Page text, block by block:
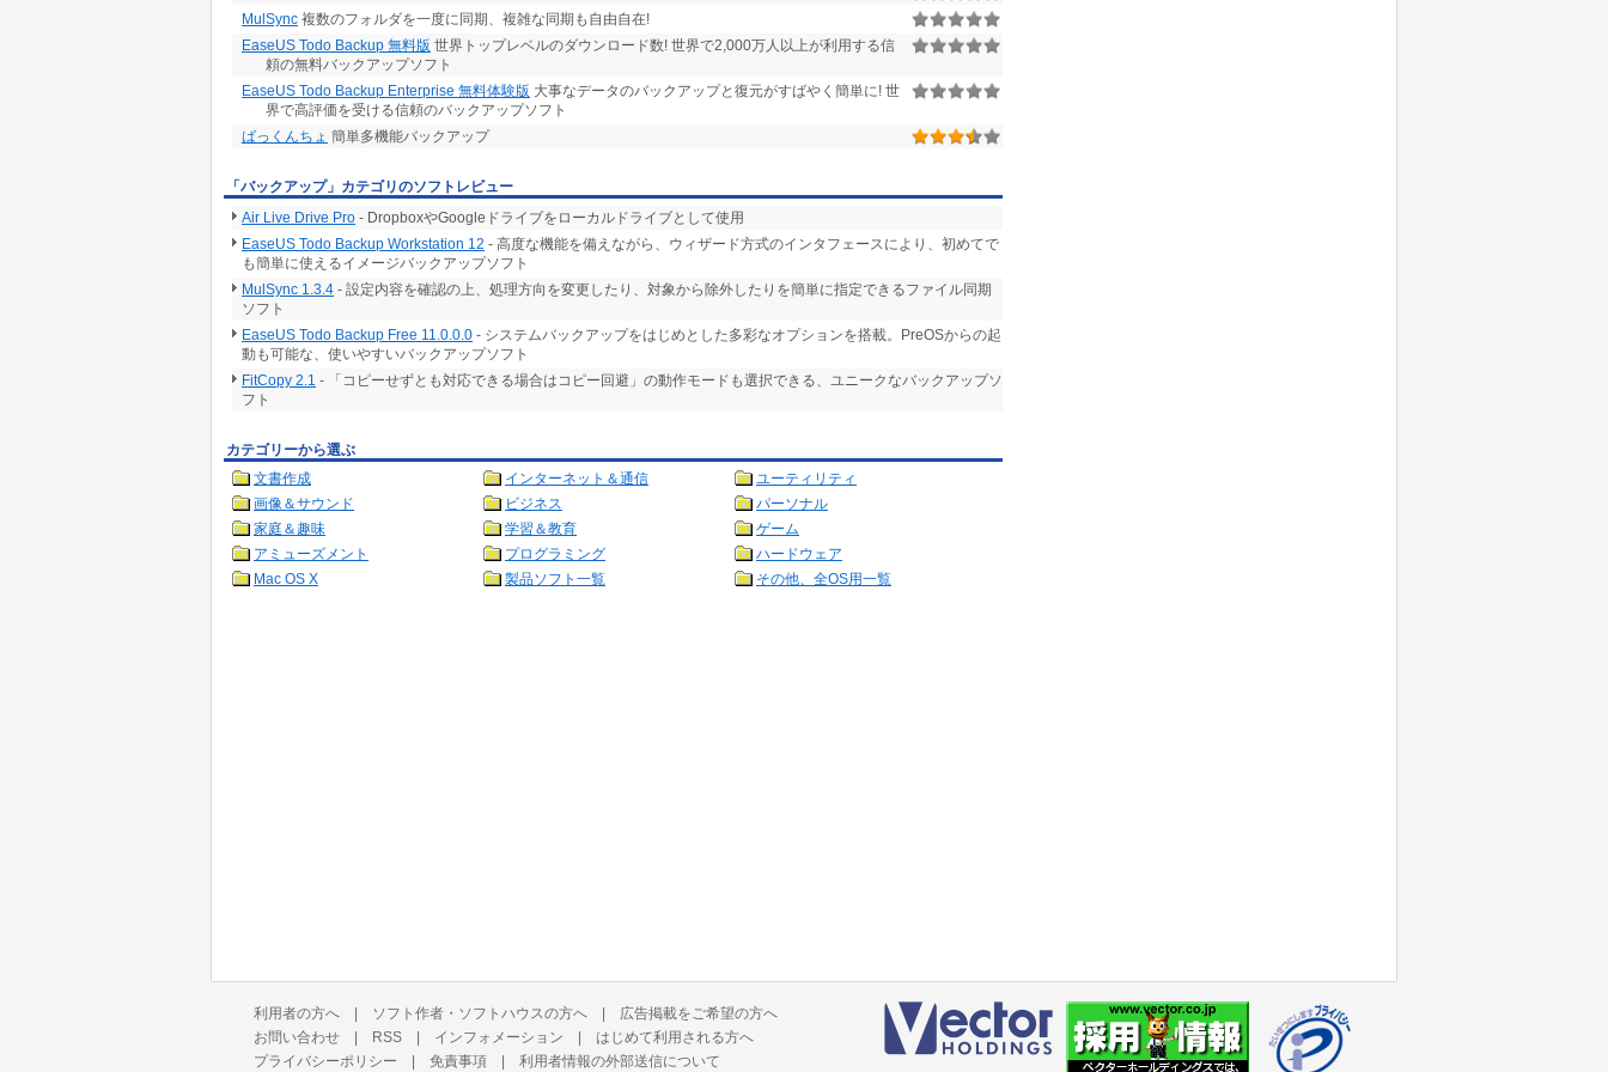
MulSync 複数のフォルダを一度に同期、複雑な同期も自由自在!
EaseUS Todo Backup 無料版 世界トップレベルのダウンロード数! 世界で2,000万人以上が利用する信
頼の無料バックアップソフト
EaseUS Todo Backup Enterprise 無料体験版 大事なデータのバックアップと復元がすばやく簡単に! 世
界で高評価を受ける信頼のバックアップソフト
ばっくんちょ 簡単多機能バックアップ
「バックアップ」カテゴリのソフトレビュー
Air Live Drive Pro - DropboxやGoogleドライブをローカルドライブとして使用
EaseUS Todo Backup Workstation 12 - 高度な機能を備えながら、ウィザード方式のインタフェースにより、初めてで
も簡単に使えるイメージバックアップソフト
MulSync 1.3.4 - 設定内容を確認の上、処理方向を変更したり、対象から除外したりを簡単に指定できるファイル同期
ソフト
EaseUS Todo Backup Free 11.0.0.0 - システムバックアップをはじめとした多彩なオプションを搭載。PreOSからの起
動も可能な、使いやすいバックアップソフト
FitCopy 2.1 - 「コピーせずとも対応できる場合はコピー回避」の動作モードも選択できる、ユニークなバックアップソ
フト
カテゴリーから選ぶ
文書作成
インターネット＆通信
ユーティリティ
画像＆サウンド
ビジネス
パーソナル
家庭＆趣味
学習＆教育
ゲーム
アミューズメント
プログラミング
ハードウェア
Mac OS X
製品ソフト一覧 その他、全OS用一覧
利用者の方へ | ソフト作者・ソフトハウスの方へ | 広告掲載をご希望の方へ
お問い合わせ | RSS | インフォメーション | はじめて利用される方へ
プライバシーポリシー | 免責事項 | 利用者情報の外部送信について